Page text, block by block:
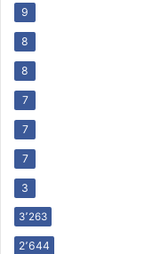
9
8
8
7
7
7
3
3٬263
2٬644